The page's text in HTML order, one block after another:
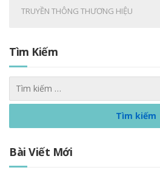
TRUYỀN THÔNG THƯƠNG HIỆU
Tìm Kiếm
Bài Viết Mới